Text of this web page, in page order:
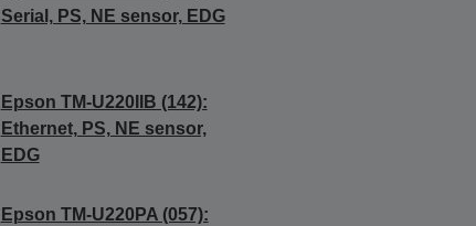
Serial, PS, NE sensor, EDG
Epson TM-U220IIB (142):
Ethernet, PS, NE sensor,
EDG
Epson TM-U220PA (057):